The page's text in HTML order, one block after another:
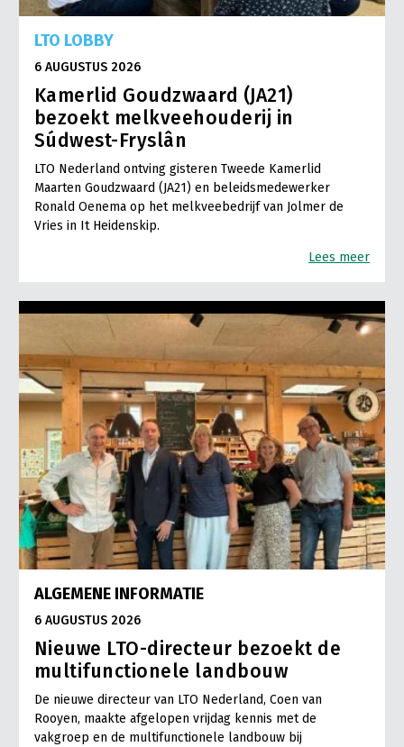
LTO LOBBY
6 AUGUSTUS 2026
Kamerlid Goudzwaard (JA21)
bezoekt melkveehouderij in
Súdwest-Fryslân
LTO Nederland ontving gisteren Tweede Kamerlid
Maarten Goudzwaard (JA21) en beleidsmedewerker
Ronald Oenema op het melkveebedrijf van Jolmer de
Vries in It Heidenskip.
Lees meer
ALGEMENE INFORMATIE
6 AUGUSTUS 2026
Nieuwe LTO-directeur bezoekt de
multifunctionele landbouw
De nieuwe directeur van LTO Nederland, Coen van
Rooyen, maakte afgelopen vrijdag kennis met de
vakgroep en de multifunctionele landbouw bij